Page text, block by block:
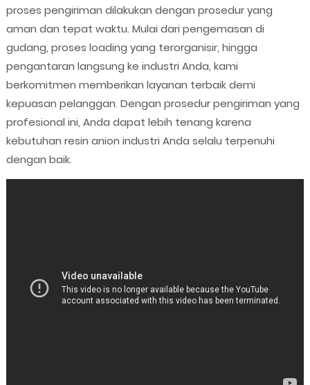
proses pengiriman dilakukan dengan prosedur yang
aman dan tepat waktu. Mulai dari pengemasan di
gudang, proses loading yang terorganisir, hingga
pengantaran langsung ke industri Anda, kami
berkomitmen memberikan layanan terbaik demi
kepuasan pelanggan. Dengan prosedur pengiriman yang
profesional ini, Anda dapat lebih tenang karena
kebutuhan resin anion industri Anda selalu terpenuhi
dengan baik.